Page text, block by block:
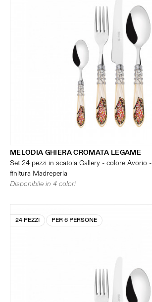
MELODIA GHIERA CROMATA LEGAME
Set 24 pezzi in scatola Gallery - colore Avorio -
finitura Madreperla
Disponibile in 4 colori
24 PEZZI PER 6 PERSONE